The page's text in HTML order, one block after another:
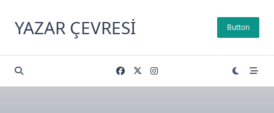
content
YAZAR ÇEVRESI Button